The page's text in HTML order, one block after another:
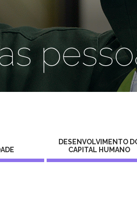
DESENVOLVIMENTO
CAPITAL HUMANO